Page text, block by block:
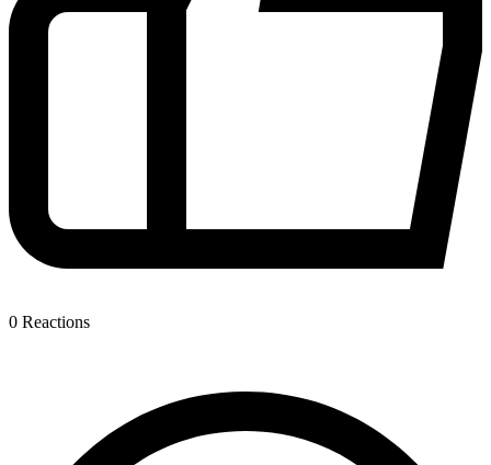
0 Reactions